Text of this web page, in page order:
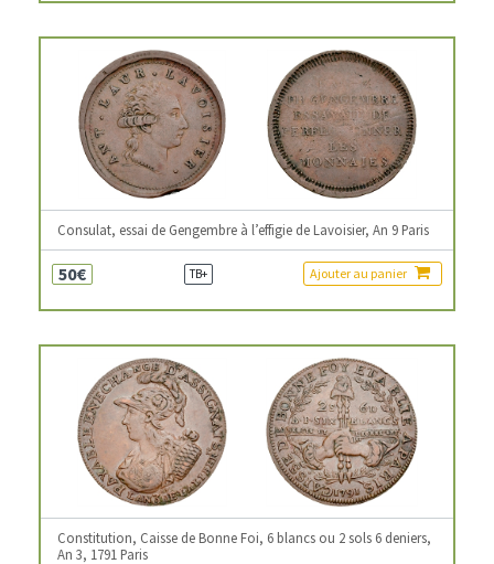
Consulat, essai de Gengembre à l’effigie de Lavoisier, An 9 Paris
50€ TB+ Ajouter au panier
Constitution, Caisse de Bonne Foi, 6 blancs ou 2 sols 6 deniers,
An 3, 1791 Paris